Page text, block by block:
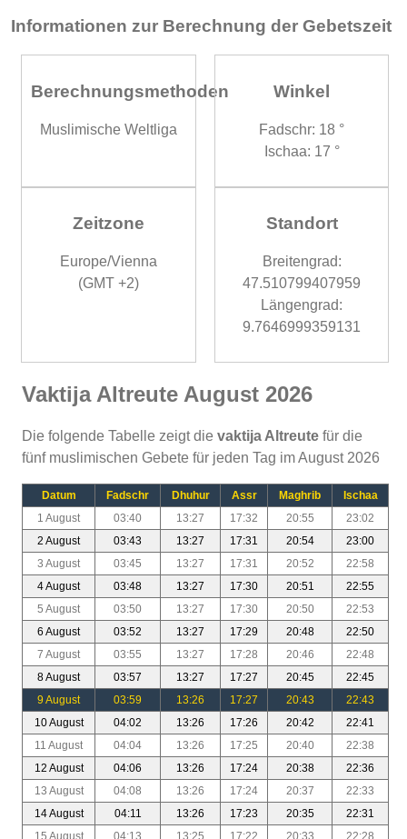
Informationen zur Berechnung der Gebetszeit
Berechnungsmethoden
Muslimische Weltliga
Winkel
Fadschr: 18 °
Ischaa: 17 °
Zeitzone
Europe/Vienna
(GMT +2)
Standort
Breitengrad:
47.510799407959
Längengrad:
9.7646999359131
Vaktija Altreute August 2026
Die folgende Tabelle zeigt die vaktija Altreute für die
fünf muslimischen Gebete für jeden Tag im August 2026
Datum Fadschr Dhuhur Assr Maghrib
Ischaa
1 August
03:40 13:27 17:32 20:55
23:02
2 August
03:43 13:27 17:31 20:54
23:00
3 August
03:45 13:27 17:31 20:52
22:58
4 August
03:48 13:27 17:30 20:51
22:55
5 August
03:50 13:27 17:30 20:50
22:53
6 August
03:52 13:27 17:29 20:48
22:50
7 August
03:55 13:27 17:28 20:46
22:48
8 August
03:57 13:27 17:27 20:45
22:45
9 August
03:59 13:26 17:27 20:43
22:43
10 August
04:02 13:26 17:26 20:42
22:41
11 August
04:04 13:26 17:25 20:40
22:38
12 August
04:06 13:26 17:24 20:38
22:36
13 August
04:08 13:26 17:24 20:37
22:33
14 August
04:11 13:26 17:23 20:35
22:31
15 August
04:13 13:25 17:22 20:33 22:28